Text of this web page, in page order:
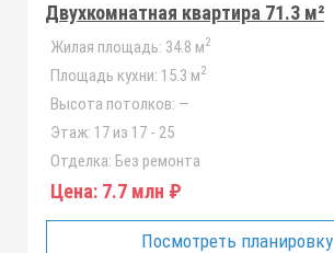
Двухкомнатная квартира 71.3 м²
Жилая площадь: 34.8 м2
Площадь кухни: 15.3 м2
Высота потолков: —
Этаж: 17 из 17 - 25
Отделка: Без ремонта
Цена: 7.7 млн ₽
Посмотреть планировку